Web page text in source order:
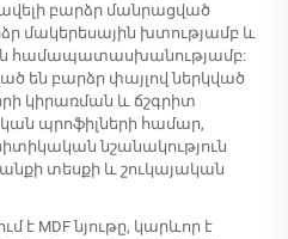
բարձր մանրացված
մակերեսային խտությամբ և
համապատասխանությամբ:
են բարձր փայլով ներկված
կիրառման և ճշգրիտ
պրոֆիլների համար,
նշանակություն
տեսքի և շուկայական
է MDF նյութը, կարևոր է